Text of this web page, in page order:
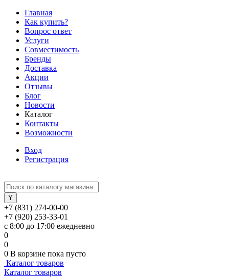
Главная
Как купить?
Вопрос ответ
Услуги
Совместимость
Бренды
Доставка
Акции
Отзывы
Блог
Новости
Каталог
Контакты
Возможности
Вход
Регистрация
+7 (831) 274-00-00
+7 (920) 253-33-01
с 8:00 до 17:00 ежедневно
0
0
0 В корзине пока пусто
Каталог товаров
Каталог товаров